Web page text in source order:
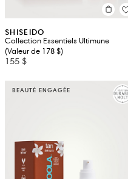
SHISEIDO
Collection Essentiels Ultimune
(Valeur de 178 $)
155 $
BEAUTÉ ENGAGÉE